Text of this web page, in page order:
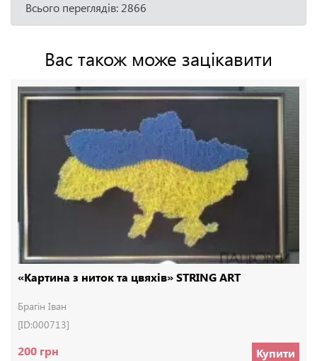
Всього переглядів: 2866
Вас також може зацікавити
«Картина з ниток та цвяхів» STRING ART
Брагін Іван
[ID:000713]
200 грн Купити